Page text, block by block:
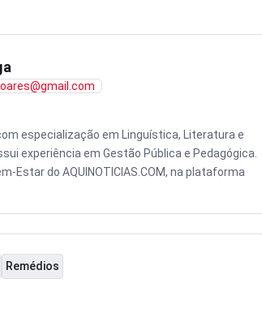
especialização em Linguística, Literatura e
experiência em Gestão Pública e Pedagógica.
Estar do AQUINOTICIAS.COM, na plataforma
Remédios